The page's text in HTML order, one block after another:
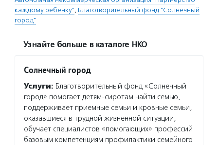
каждому ребенку", Благотворительный фонд "Солнечный
город"
Узнайте больше в каталоге НКО
Солнечный город
Услуги: Благотворительный фонд «Солнечный
город» помогает детям-сиротам найти семью,
поддерживает приемные семьи и кровные семьи,
оказавшиеся в трудной жизненной ситуации,
обучает специалистов «помогающих» профессий
базовым компетенциям профилактики семейного